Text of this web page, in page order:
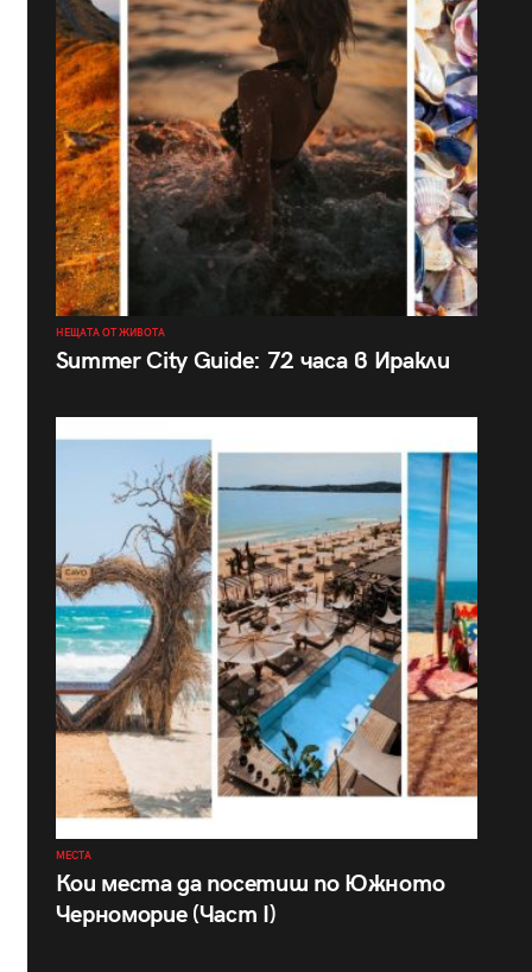
НЕЩАТА ОТ ЖИВОТА
Summer City Guide: 72 часа в Иракли
МЕСТА
Кои места да посетиш по Южното
Черноморие (Част I)